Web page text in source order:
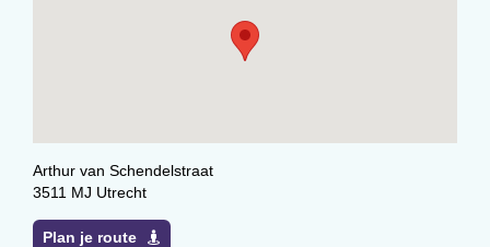
Arthur van Schendelstraat
3511 MJ Utrecht
Plan je route